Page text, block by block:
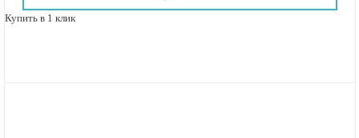
Купить в 1 клик